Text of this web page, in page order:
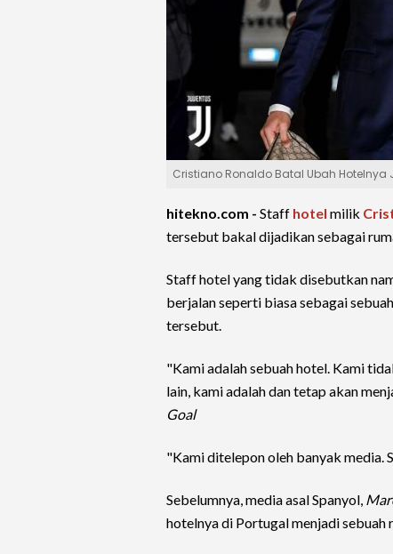
Cristiano Ronaldo Batal Ubah Hotelnya
hitekno.com - Staff hotel milik
tersebut bakal dijadikan sebagai
Staff hotel yang tidak disebutkan
berjalan seperti biasa sebagai
tersebut.
"Kami adalah sebuah hotel. Kami
lain, kami adalah dan tetap akan
Goal
"Kami ditelepon oleh banyak media.
Sebelumnya, media asal Spanyol,
hotelnya di Portugal menjadi